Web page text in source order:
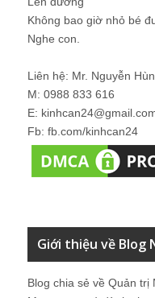
Không bao giờ nhỏ bé
Nghe con.
Liên hệ: Mr. Nguyễn
M: 0988 833 616
E:
Fb: fb.com/kinhcan24
Giới thiệu về Blog
Blog chia sẻ về Quản